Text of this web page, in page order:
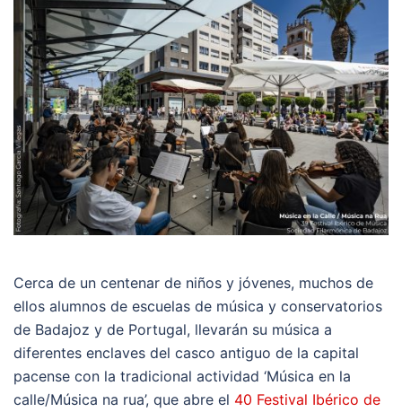
Cerca de un centenar de niños y jóvenes, muchos de
ellos alumnos de escuelas de música y conservatorios
de Badajoz y de Portugal, llevarán su música a
diferentes enclaves del casco antiguo de la capital
pacense con la tradicional actividad ‘Música en la
calle/Música na rua’, que abre el 40 Festival Ibérico de